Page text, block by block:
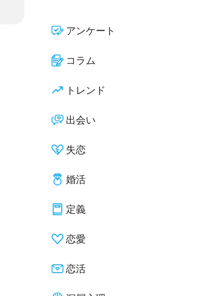
アンケート
コラム
トレンド
出会い
失恋
婚活
定義
恋愛
恋活